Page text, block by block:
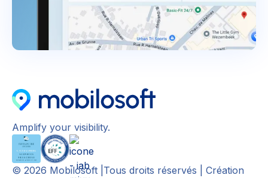
Amplify your visibility.
© 2026 Mobilosoft |Tous droits réservés | Création